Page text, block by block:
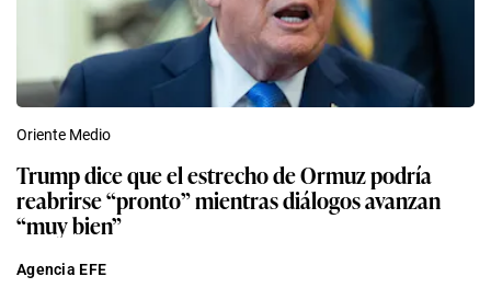
Oriente Medio
Trump dice que el estrecho de Ormuz podría
reabrirse “pronto” mientras diálogos avanzan
“muy bien”
Agencia EFE